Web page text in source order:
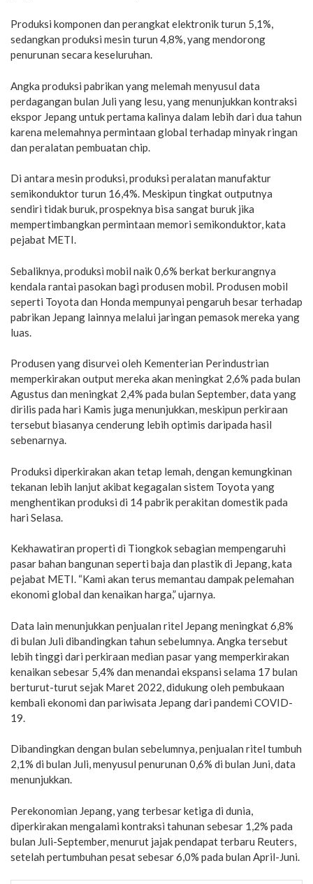
Produksi komponen dan perangkat elektronik turun 5,1%,
sedangkan produksi mesin turun 4,8%, yang mendorong
penurunan secara keseluruhan.
Angka produksi pabrikan yang melemah menyusul data
perdagangan bulan Juli yang lesu, yang menunjukkan kontraksi
ekspor Jepang untuk pertama kalinya dalam lebih dari dua tahun
karena melemahnya permintaan global terhadap minyak ringan
dan peralatan pembuatan chip.
Di antara mesin produksi, produksi peralatan manufaktur
semikonduktor turun 16,4%. Meskipun tingkat outputnya
sendiri tidak buruk, prospeknya bisa sangat buruk jika
mempertimbangkan permintaan memori semikonduktor, kata
pejabat METI.
Sebaliknya, produksi mobil naik 0,6% berkat berkurangnya
kendala rantai pasokan bagi produsen mobil. Produsen mobil
seperti Toyota dan Honda mempunyai pengaruh besar terhadap
pabrikan Jepang lainnya melalui jaringan pemasok mereka yang
luas.
Produsen yang disurvei oleh Kementerian Perindustrian
memperkirakan output mereka akan meningkat 2,6% pada bulan
Agustus dan meningkat 2,4% pada bulan September, data yang
dirilis pada hari Kamis juga menunjukkan, meskipun perkiraan
tersebut biasanya cenderung lebih optimis daripada hasil
sebenarnya.
Produksi diperkirakan akan tetap lemah, dengan kemungkinan
tekanan lebih lanjut akibat kegagalan sistem Toyota yang
menghentikan produksi di 14 pabrik perakitan domestik pada
hari Selasa.
Kekhawatiran properti di Tiongkok sebagian mempengaruhi
pasar bahan bangunan seperti baja dan plastik di Jepang, kata
pejabat METI. “Kami akan terus memantau dampak pelemahan
ekonomi global dan kenaikan harga,” ujarnya.
Data lain menunjukkan penjualan ritel Jepang meningkat 6,8%
di bulan Juli dibandingkan tahun sebelumnya. Angka tersebut
lebih tinggi dari perkiraan median pasar yang memperkirakan
kenaikan sebesar 5,4% dan menandai ekspansi selama 17 bulan
berturut-turut sejak Maret 2022, didukung oleh pembukaan
kembali ekonomi dan pariwisata Jepang dari pandemi COVID-
19.
Dibandingkan dengan bulan sebelumnya, penjualan ritel tumbuh
2,1% di bulan Juli, menyusul penurunan 0,6% di bulan Juni, data
menunjukkan.
Perekonomian Jepang, yang terbesar ketiga di dunia,
diperkirakan mengalami kontraksi tahunan sebesar 1,2% pada
bulan Juli-September, menurut jajak pendapat terbaru Reuters,
setelah pertumbuhan pesat sebesar 6,0% pada bulan April-Juni.